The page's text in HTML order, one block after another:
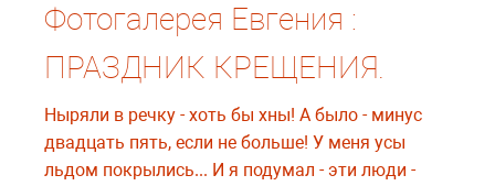
Фотогалерея Евгения :
ПРАЗДНИК КРЕЩЕНИЯ.
Ныряли в речку - хоть бы хны! А было - минус
двадцать пять, если не больше! У меня усы
льдом покрылись... И я подумал - эти люди -